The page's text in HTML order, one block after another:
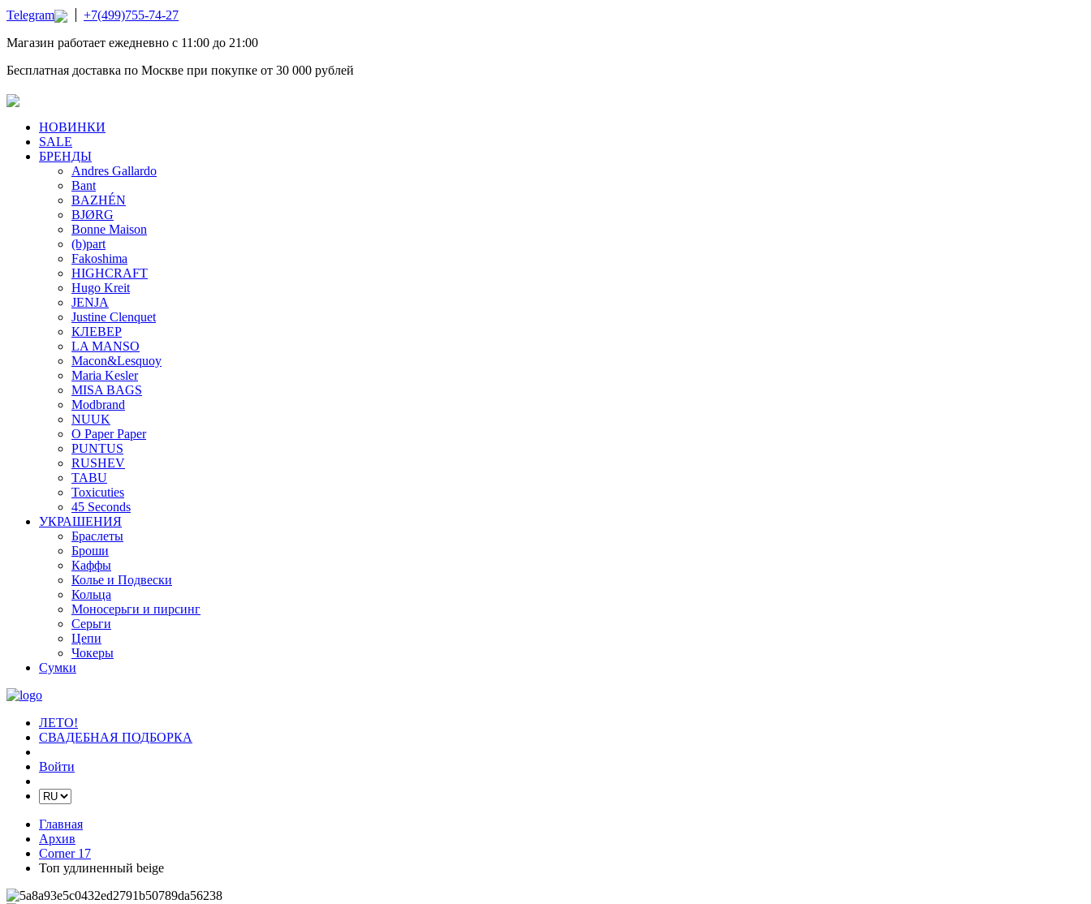
Telegram
+7(499)755-74-27
Магазин работает ежедневно с 11:00 до 21:00
Бесплатная доставка по Москве при покупке от 30 000 рублей
НОВИНКИ
SALE
БРЕНДЫ
Andres Gallardo
Bant
BAZHÉN
BJØRG
Bonne Maison
(b)part
Fakoshima
HIGHCRAFT
Hugo Kreit
JENJA
Justine Clenquet
КЛЕВЕР
LA MANSO
Macon&Lesquoy
Maria Kesler
MISA BAGS
Modbrand
NUUK
O Paper Paper
PUNTUS
RUSHEV
TABU
Toxicuties
45 Seconds
УКРАШЕНИЯ
Браслеты
Броши
Каффы
Колье и Подвески
Кольца
Моносерьги и пирсинг
Серьги
Цепи
Чокеры
Сумки
ЛЕТО!
СВАДЕБНАЯ ПОДБОРКА
Войти
Главная
Архив
Corner 17
Топ удлиненный beige